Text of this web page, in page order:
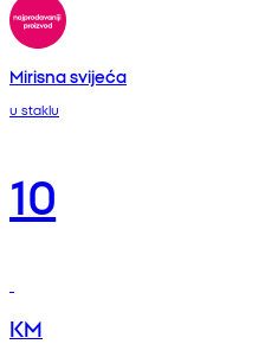
Mirisna svijeća
u staklu
10
KM